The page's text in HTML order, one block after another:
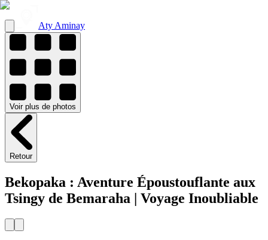
Aty Aminay
Voir plus de photos
Retour
Bekopaka : Aventure Époustouflante aux
Tsingy de Bemaraha | Voyage Inoubliable